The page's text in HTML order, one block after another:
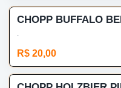
CHOPP BUFFALO
.
R$ 20,00